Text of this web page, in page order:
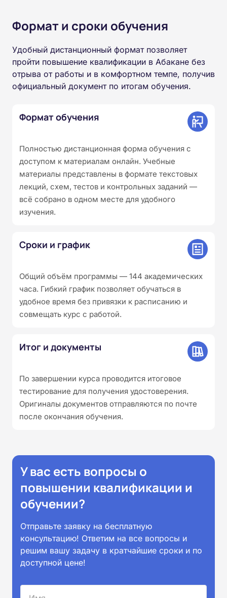
Формат и сроки обучения
Удобный дистанционный формат позволяет
пройти повышение квалификации в Абакане без
отрыва от работы и в комфортном темпе, получив
официальный документ по итогам обучения.
Формат обучения
Полностью дистанционная форма обучения с
доступом к материалам онлайн. Учебные
материалы представлены в формате текстовых
лекций, схем, тестов и контрольных заданий —
всё собрано в одном месте для удобного
изучения.
Сроки и график
Общий объём программы — 144 академических
часа. Гибкий график позволяет обучаться в
удобное время без привязки к расписанию и
совмещать курс с работой.
Итог и документы
По завершении курса проводится итоговое
тестирование для получения удостоверения.
Оригиналы документов отправляются по почте
после окончания обучения.
У вас есть вопросы о
повышении квалификации и
обучении?
Отправьте заявку на бесплатную
консультацию! Ответим на все вопросы и
решим вашу задачу в кратчайшие сроки и по
доступной цене!